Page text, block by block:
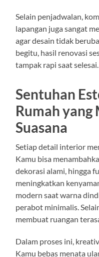
Selain penjadwalan,
lapangan juga sangat
agar desain tidak
begitu, hasil renovasi
tampak rapi saat selesai.
Sentuhan
Rumah
Suasana
Setiap detail interior
Kamu bisa
dekorasi alami, hingga
meningkatkan
modern saat warna
perabot minimalis.
membuat ruangan
Dalam proses ini,
Kamu bebas menata